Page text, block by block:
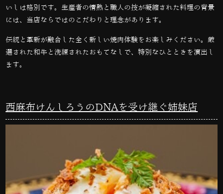
いしは格別です。生産者の情熱と職人の技が凝縮された料理の背景
には、当店ならではのこだわりと理念があります。
伝統と革新が融合した全く新しい焼肉体験をお楽しみください。厳
選された和牛と洗練されたおもてなしで、特別なひとときを演出し
ます。
西麻布けんしろうのDNAを受け継ぐ姉妹店